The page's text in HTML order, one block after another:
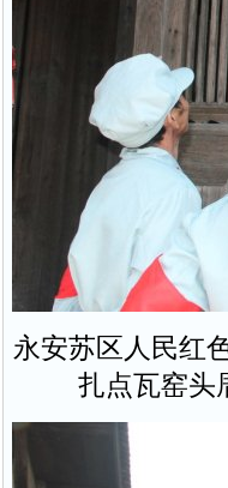
永安苏区人民红
扎点瓦窑头